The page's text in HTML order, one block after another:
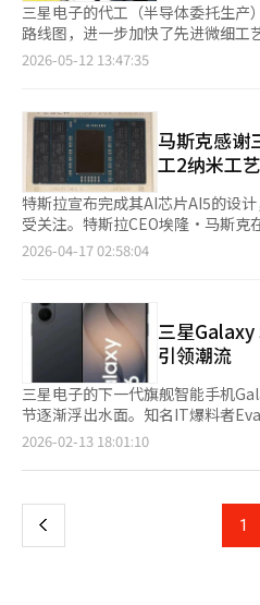
三星电子的代工（半导体委托生产
路线图，进一步加快了先进微细工
信心，三星计划在今年内与苹果等
2纳米第二代（SF2P）工艺技术能
工艺成果。此外，预计还将提出
计划。 SAFE（Samsung
是三星电子代工事业部自2019年
代工合作伙伴和行业专家分享最新
去年的SAFE论坛上，三星电子将
2029年，正式确认了速度调整的策
工艺竞争中不盲目追逐，而是尽早
半年开始基于SF2P工艺生产移动
一代代工的主导权。特别是，三星
到疲惫的全球大型科技公司，借
勒工厂，重塑代工格局。 最近，
星电子的美国泰勒工厂，探讨芯片
于iPhone的“A系列”芯片，以及
列”等苹果自主设计的系统级芯片
心部件，承担着大脑的角色。 早在
果的初代iPhone全量生产芯片，
将意味着时隔约11年重新回归苹
链。 泰勒工厂是三星电子的先进
直接生产芯片的大型科技公司具有
2026-05-12 13:47:35
马斯克感谢
工2纳米工
特斯拉宣布完成其AI芯片AI5的设
受关注。特斯拉CEO埃隆·马斯克
特斯拉AI芯片设计团队完成AI5的
AI5是特斯拉下一代AI芯片，将用
原计划由TSMC独家生产，但由于
分订单。三星电子代工计划通过与
力。目前，三星在平泽工厂生产特
署了AI6芯片的生产供应合同，目
的供应规模。主要生产基地位于美
用2纳米定制工艺“SF2T”，以提
TSMC的2纳米工艺相比，三星在价
计划将良品率提高到60%以上，以
等非存储业务的亏损将较去年同期
米工艺良品率低的困境，进入盈利
2026-04-17 02:58:04
三星
引领潮流
三星电子的下一代旗舰智能手机
节逐渐浮出水面。知名IT爆料者
于12日曝光了Galaxy S26全系列的
化”和“显示屏创新”策略。根据
四种颜色。白色因其简洁而受到
粉金色的在线专属版本。硬件规格
2026-02-13 18:01:10
上
页
1